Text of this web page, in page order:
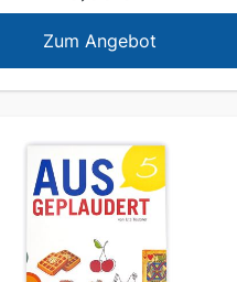
Zum Angebot